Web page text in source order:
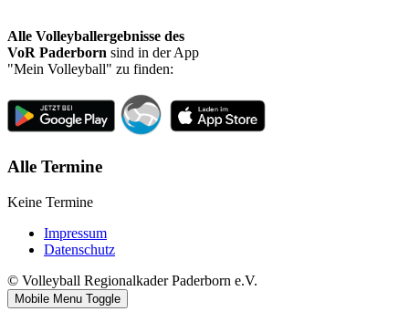
Alle Volleyballergebnisse des
VoR Paderborn sind in der App
"Mein Volleyball" zu finden:
Alle Termine
Keine Termine
Impressum
Datenschutz
© Volleyball Regionalkader Paderborn e.V.
Mobile Menu Toggle